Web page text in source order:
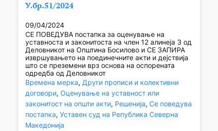
У.бр.51/2024
09/04/2024
СЕ ПОВЕДУВА постапка за оценување на
уставноста и законитоста на член 12 алинеја 3 од
Деловникот на Општина Босилово и СЕ ЗАПИРА
извршувањето на поединечните акти и дејствија
што се преземени врз основа на оспорената
одредба од Деловникот
Времена мерка, Други прописи и колективни
договори, Оценување на уставност или
законитост на општи акти, Решенија, Се поведува
постапка, Уставен суд на Република Северна
Македонија